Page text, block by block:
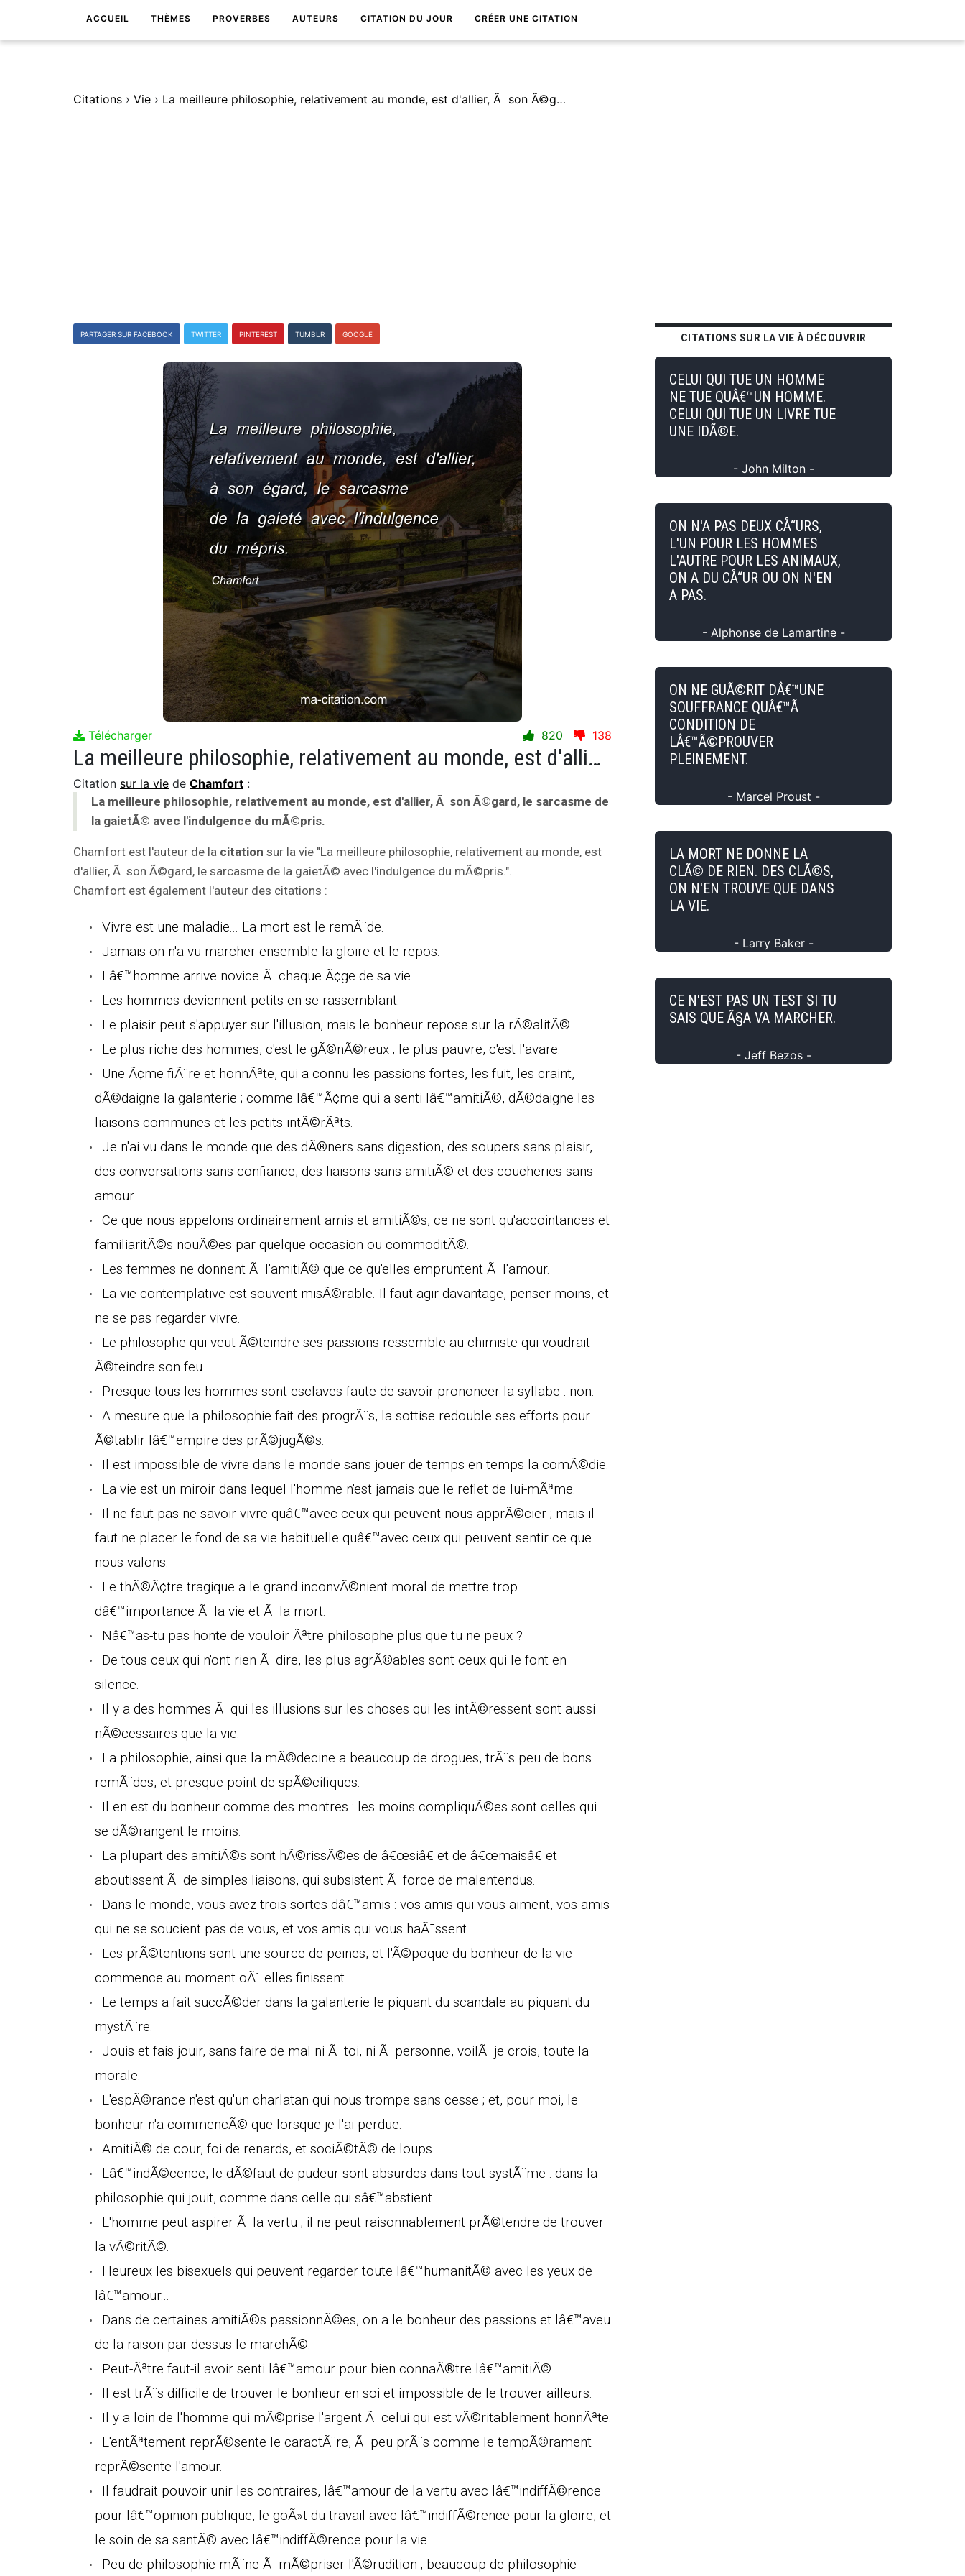
ACCUEIL THÈMES PROVERBES AUTEURS CITATION DU JOUR CRÉER UNE CITATION
Citations › Vie › La meilleure philosophie, relativement au monde, est d'allier, Ã son Ã©gard, le sarcasme de la gaietÃ© avec l'indulgence du mÃ©pris.
PARTAGER SUR FACEBOOK TWITTER PINTEREST TUMBLR GOOGLE
Télécharger 820 138
La meilleure philosophie, relativement au monde, est d'allier, Ã son Ã©gard, le sarcasme de la gaietÃ© avec l'indulgence du mÃ©pris.
Citation sur la vie de Chamfort :
La meilleure philosophie, relativement au monde, est d'allier, Ã son Ã©gard, le sarcasme de
la gaietÃ© avec l'indulgence du mÃ©pris.
Chamfort est l'auteur de la citation sur la vie "La meilleure philosophie, relativement au monde, est
d'allier, Ã son Ã©gard, le sarcasme de la gaietÃ© avec l'indulgence du mÃ©pris.".
Chamfort est également l'auteur des citations :
Vivre est une maladie... La mort est le remÃ¨de.
Jamais on n'a vu marcher ensemble la gloire et le repos.
Lâ€™homme arrive novice Ã chaque Ã¢ge de sa vie.
Les hommes deviennent petits en se rassemblant.
Le plaisir peut s'appuyer sur l'illusion, mais le bonheur repose sur la rÃ©alitÃ©.
Le plus riche des hommes, c'est le gÃ©nÃ©reux ; le plus pauvre, c'est l'avare.
Une Ã¢me fiÃ¨re et honnÃªte, qui a connu les passions fortes, les fuit, les craint,
dÃ©daigne la galanterie ; comme lâ€™Ã¢me qui a senti lâ€™amitiÃ©, dÃ©daigne les
liaisons communes et les petits intÃ©rÃªts.
Je n'ai vu dans le monde que des dÃ®ners sans digestion, des soupers sans plaisir,
des conversations sans confiance, des liaisons sans amitiÃ© et des coucheries sans
amour.
Ce que nous appelons ordinairement amis et amitiÃ©s, ce ne sont qu'accointances et
familiaritÃ©s nouÃ©es par quelque occasion ou commoditÃ©.
Les femmes ne donnent Ã l'amitiÃ© que ce qu'elles empruntent Ã l'amour.
La vie contemplative est souvent misÃ©rable. Il faut agir davantage, penser moins, et
ne se pas regarder vivre.
Le philosophe qui veut Ã©teindre ses passions ressemble au chimiste qui voudrait
Ã©teindre son feu.
Presque tous les hommes sont esclaves faute de savoir prononcer la syllabe : non.
A mesure que la philosophie fait des progrÃ¨s, la sottise redouble ses efforts pour
Ã©tablir lâ€™empire des prÃ©jugÃ©s.
Il est impossible de vivre dans le monde sans jouer de temps en temps la comÃ©die.
La vie est un miroir dans lequel l'homme n'est jamais que le reflet de lui-mÃªme.
Il ne faut pas ne savoir vivre quâ€™avec ceux qui peuvent nous apprÃ©cier ; mais il
faut ne placer le fond de sa vie habituelle quâ€™avec ceux qui peuvent sentir ce que
nous valons.
Le thÃ©Ã¢tre tragique a le grand inconvÃ©nient moral de mettre trop
dâ€™importance Ã la vie et Ã la mort.
Nâ€™as-tu pas honte de vouloir Ãªtre philosophe plus que tu ne peux ?
De tous ceux qui n'ont rien Ã dire, les plus agrÃ©ables sont ceux qui le font en
silence.
Il y a des hommes Ã qui les illusions sur les choses qui les intÃ©ressent sont aussi
nÃ©cessaires que la vie.
La philosophie, ainsi que la mÃ©decine a beaucoup de drogues, trÃ¨s peu de bons
remÃ¨des, et presque point de spÃ©cifiques.
Il en est du bonheur comme des montres : les moins compliquÃ©es sont celles qui
se dÃ©rangent le moins.
La plupart des amitiÃ©s sont hÃ©rissÃ©es de â€œsiâ€ et de â€œmaisâ€ et
aboutissent Ã de simples liaisons, qui subsistent Ã force de malentendus.
Dans le monde, vous avez trois sortes dâ€™amis : vos amis qui vous aiment, vos amis
qui ne se soucient pas de vous, et vos amis qui vous haÃ¯ssent.
Les prÃ©tentions sont une source de peines, et l'Ã©poque du bonheur de la vie
commence au moment oÃ¹ elles finissent.
Le temps a fait succÃ©der dans la galanterie le piquant du scandale au piquant du
mystÃ¨re.
Jouis et fais jouir, sans faire de mal ni Ã toi, ni Ã personne, voilÃ je crois, toute la
morale.
L'espÃ©rance n'est qu'un charlatan qui nous trompe sans cesse ; et, pour moi, le
bonheur n'a commencÃ© que lorsque je l'ai perdue.
AmitiÃ© de cour, foi de renards, et sociÃ©tÃ© de loups.
Lâ€™indÃ©cence, le dÃ©faut de pudeur sont absurdes dans tout systÃ¨me : dans la
philosophie qui jouit, comme dans celle qui sâ€™abstient.
L'homme peut aspirer Ã la vertu ; il ne peut raisonnablement prÃ©tendre de trouver
la vÃ©ritÃ©.
Heureux les bisexuels qui peuvent regarder toute lâ€™humanitÃ© avec les yeux de
lâ€™amour...
Dans de certaines amitiÃ©s passionnÃ©es, on a le bonheur des passions et lâ€™aveu
de la raison par-dessus le marchÃ©.
Peut-Ãªtre faut-il avoir senti lâ€™amour pour bien connaÃ®tre lâ€™amitiÃ©.
Il est trÃ¨s difficile de trouver le bonheur en soi et impossible de le trouver ailleurs.
Il y a loin de l'homme qui mÃ©prise l'argent Ã celui qui est vÃ©ritablement honnÃªte.
L'entÃªtement reprÃ©sente le caractÃ¨re, Ã peu prÃ¨s comme le tempÃ©rament
reprÃ©sente l'amour.
Il faudrait pouvoir unir les contraires, lâ€™amour de la vertu avec lâ€™indiffÃ©rence
pour lâ€™opinion publique, le goÃ»t du travail avec lâ€™indiffÃ©rence pour la gloire, et
le soin de sa santÃ© avec lâ€™indiffÃ©rence pour la vie.
Peu de philosophie mÃ¨ne Ã mÃ©priser l'Ã©rudition ; beaucoup de philosophie
CITATIONS SUR LA VIE À DÉCOUVRIR
CELUI QUI TUE UN HOMME
NE TUE QUÂ€™UN HOMME.
CELUI QUI TUE UN LIVRE TUE
UNE IDÃ©E.
- John Milton -
ON N'A PAS DEUX CÅ“URS,
L'UN POUR LES HOMMES
L'AUTRE POUR LES ANIMAUX,
ON A DU CÅ“UR OU ON N'EN
A PAS.
- Alphonse de Lamartine -
ON NE GUÃ©RIT DÂ€™UNE
SOUFFRANCE QUÂ€™Ã
CONDITION DE
LÂ€™Ã©PROUVER
PLEINEMENT.
- Marcel Proust -
LA MORT NE DONNE LA
CLÃ© DE RIEN. DES CLÃ©S,
ON N'EN TROUVE QUE DANS
LA VIE.
- Larry Baker -
CE N'EST PAS UN TEST SI TU
SAIS QUE Ã§A VA MARCHER.
- Jeff Bezos -